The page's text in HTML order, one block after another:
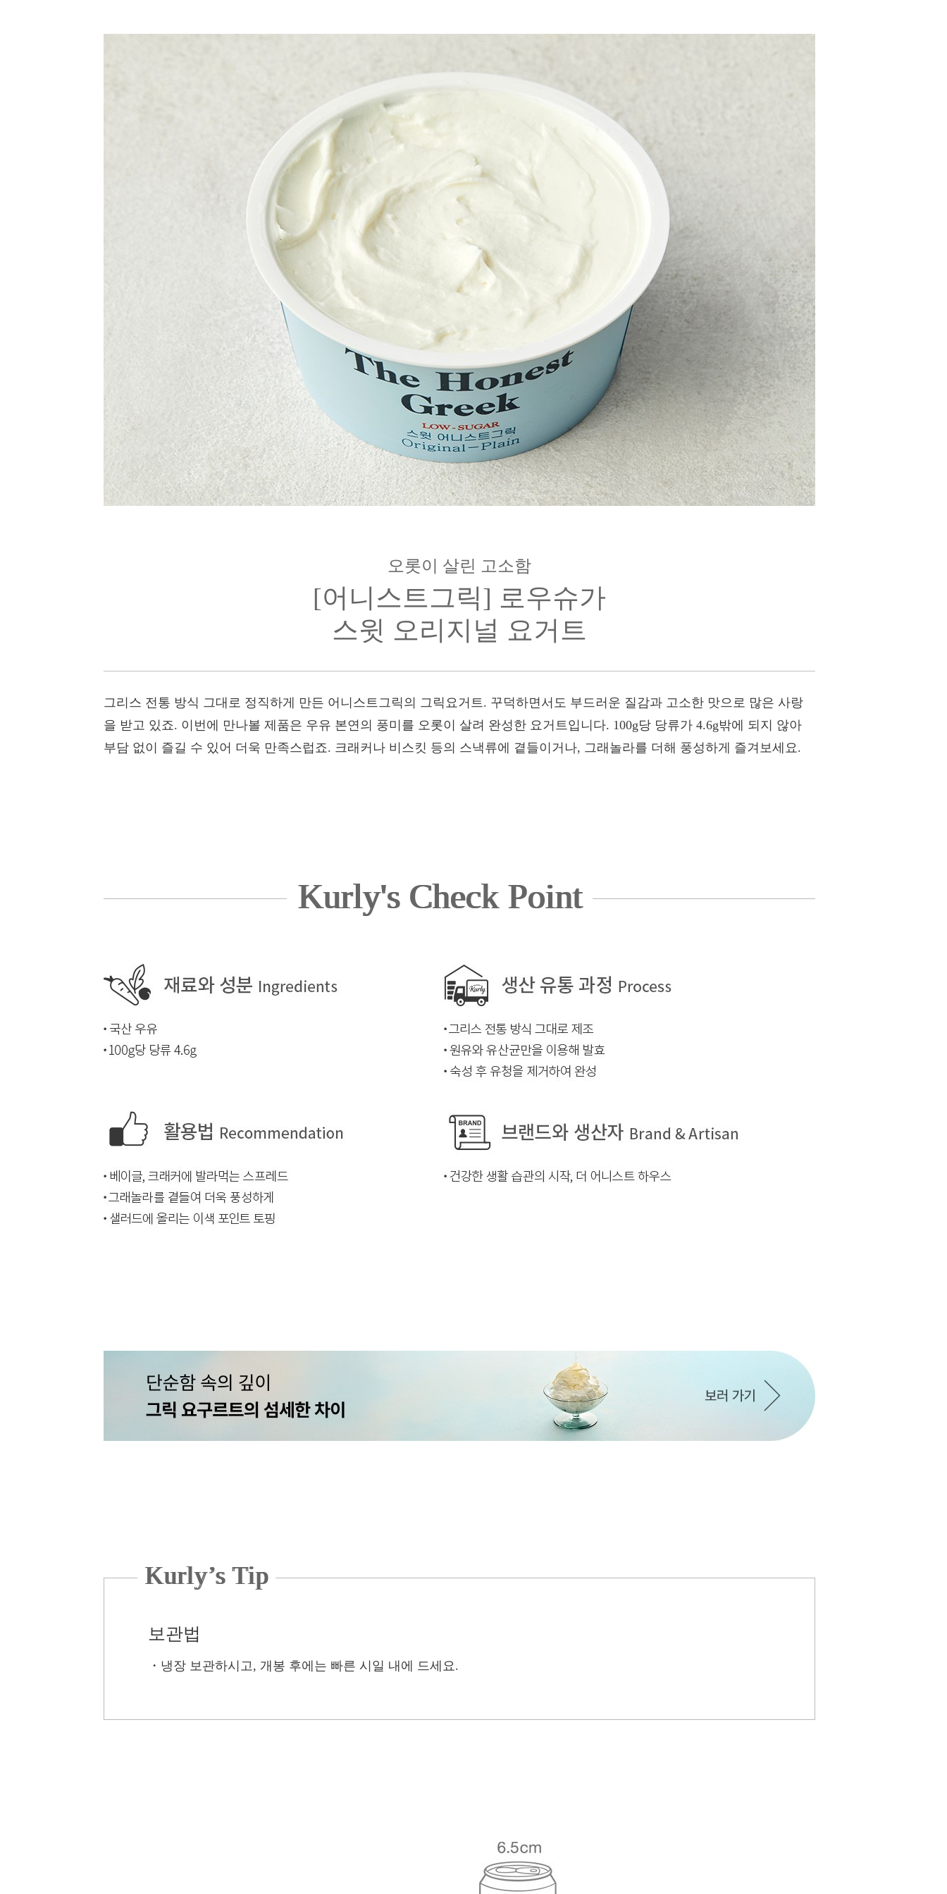
오롯이 살린 고소함
[어니스트그릭] 로우슈가
스윗 오리지널 요거트
그리스 전통 방식 그대로 정직하게 만든 어니스트그릭의 그릭요거트. 꾸덕하면서도 부드러운 질감과 고소한 맛으로 많은 사랑
을 받고 있죠. 이번에 만나볼 제품은 우유 본연의 풍미를 오롯이 살려 완성한 요거트입니다. 100g당 당류가 4.6g밖에 되지 않아
부담 없이 즐길 수 있어 더욱 만족스럽죠. 크래커나 비스킷 등의 스낵류에 곁들이거나, 그래놀라를 더해 풍성하게 즐겨보세요.
Kurly's Check Point
Kurly’s Tip
보관법
・ 냉장 보관하시고, 개봉 후에는 빠른 시일 내에 드세요.